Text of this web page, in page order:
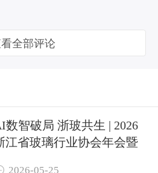
全部评论
数智破局 浙玻共生 | 2026
江省玻璃行业协会年会暨
2026-05-25